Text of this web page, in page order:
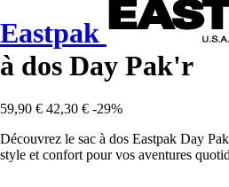
Eastpak
à dos Day Pak'r
59,90 € 42,30 € -29%
Découvrez le sac à dos Eastpak Day
style et confort pour vos aventures